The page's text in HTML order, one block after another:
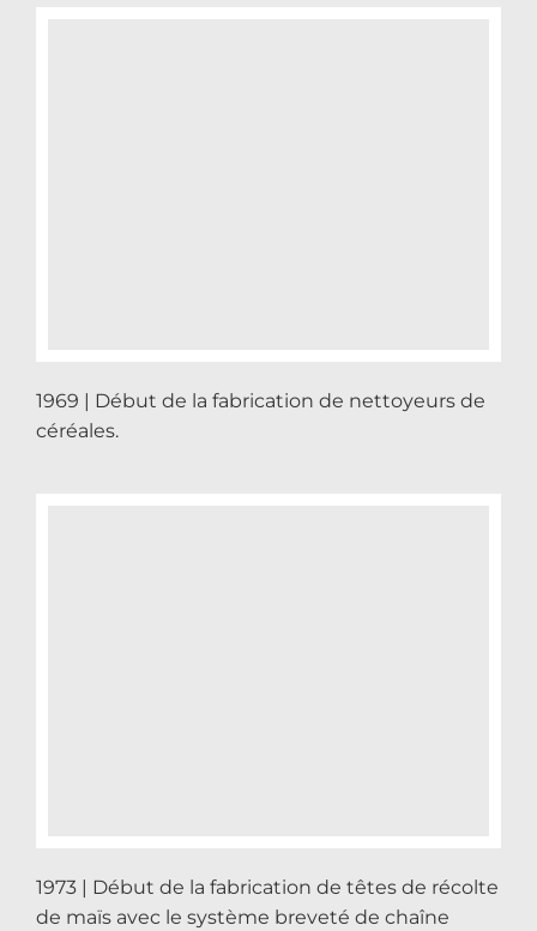
1969 | Début de la fabrication de nettoyeurs de
céréales.
1973 | Début de la fabrication de têtes de récolte
de maïs avec le système breveté de chaîne